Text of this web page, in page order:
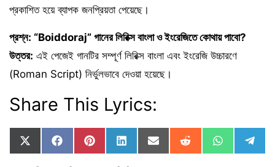
প্রকাশিত হয়ে ব্যাপক জনপ্রিয়তা পেয়েছে।
প্রশ্ন: “Boiddoraj” গানের লিরিক্স বাংলা ও ইংরেজিতে কোথায় পাবো?
উত্তর: এই পেজেই গানটির সম্পূর্ণ লিরিক্স বাংলা এবং ইংরেজি উচ্চারণে
(Roman Script) নির্ভুলভাবে দেওয়া হয়েছে।
Share This Lyrics:
Share
on
X
(
Share
on
F
a
Share
on
P
i
Share
on
L
i
Share
on
E
m
Share
on
R
e
Share
on
W
h
on
e